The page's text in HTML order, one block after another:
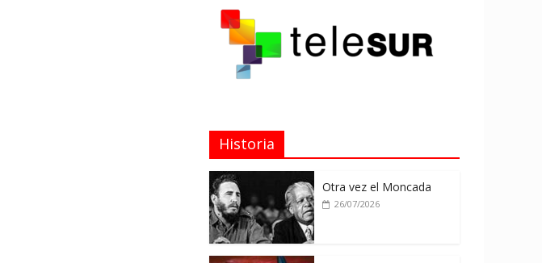
Historia
Otra vez el Moncada
26/07/2026